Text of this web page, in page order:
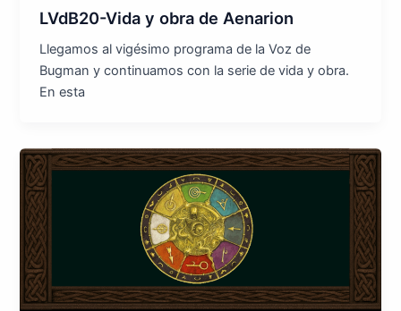
LVdB20-Vida y obra de Aenarion
Llegamos al vigésimo programa de la Voz de
Bugman y continuamos con la serie de vida y obra.
En esta